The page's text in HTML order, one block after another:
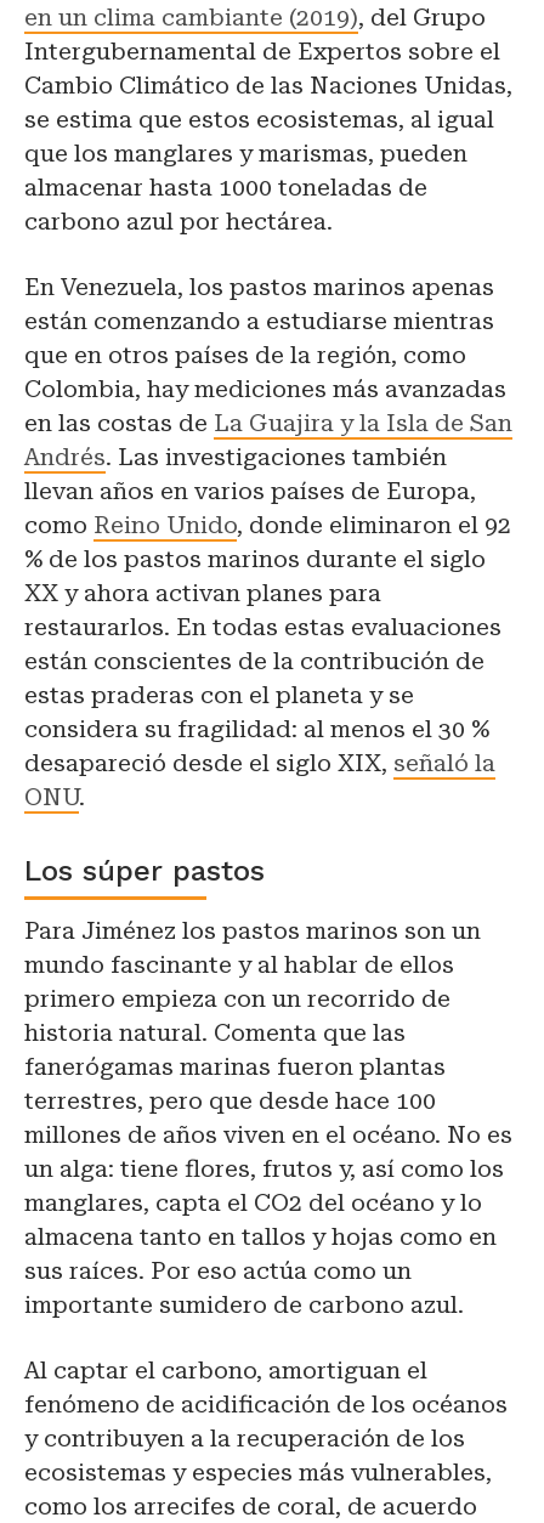
en un clima cambiante (2019), del Grupo
Intergubernamental de Expertos sobre el
Cambio Climático de las Naciones Unidas,
se estima que estos ecosistemas, al igual
que los manglares y marismas, pueden
almacenar hasta 1000 toneladas de
carbono azul por hectárea.
En Venezuela, los pastos marinos apenas
están comenzando a estudiarse mientras
que en otros países de la región, como
Colombia, hay mediciones más avanzadas
en las costas de La Guajira y la Isla de San
Andrés. Las investigaciones también
llevan años en varios países de Europa,
como Reino Unido, donde eliminaron el 92
% de los pastos marinos durante el siglo
XX y ahora activan planes para
restaurarlos. En todas estas evaluaciones
están conscientes de la contribución de
estas praderas con el planeta y se
considera su fragilidad: al menos el 30 %
desapareció desde el siglo XIX, señaló la
ONU.
Los súper pastos
Para Jiménez los pastos marinos son un
mundo fascinante y al hablar de ellos
primero empieza con un recorrido de
historia natural. Comenta que las
fanerógamas marinas fueron plantas
terrestres, pero que desde hace 100
millones de años viven en el océano. No es
un alga: tiene flores, frutos y, así como los
manglares, capta el CO2 del océano y lo
almacena tanto en tallos y hojas como en
sus raíces. Por eso actúa como un
importante sumidero de carbono azul.
Al captar el carbono, amortiguan el
fenómeno de acidificación de los océanos
y contribuyen a la recuperación de los
ecosistemas y especies más vulnerables,
como los arrecifes de coral, de acuerdo